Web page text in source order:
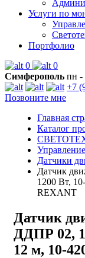
Услуги по
Портфолио
0
0
Симферополь пн -
+7
Позвоните мне
Главная
Каталог
Датчики
Датчик
1200 Вт,
REXANT
Датчик
ДДПР 02,
12 м, 10-